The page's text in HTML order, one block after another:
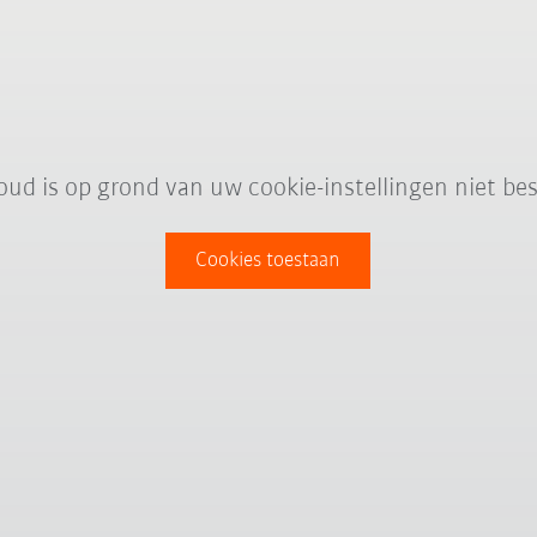
is op grond van uw cookie-instellingen niet
Cookies toestaan